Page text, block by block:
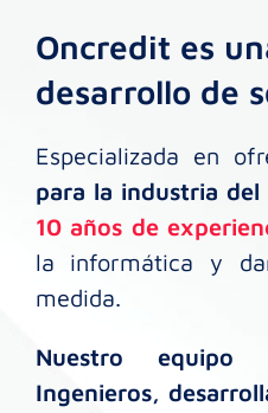
Oncredit es
desarrollo de
Especializada en
para la industria del
10 años de
la informática y
medida.
Nuestro equipo
Ingenieros,